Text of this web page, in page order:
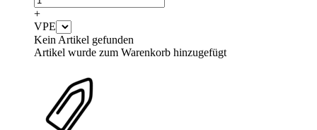
+
VPE
Kein Artikel gefunden
Artikel wurde zum Warenkorb hinzugefügt